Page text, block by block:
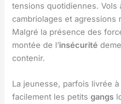
tensions quotidiennes. Vols
cambriolages et agressions
Malgré la présence des
montée de l’insécurité
contenir.
La jeunesse, parfois livrée
facilement les petitsgangs